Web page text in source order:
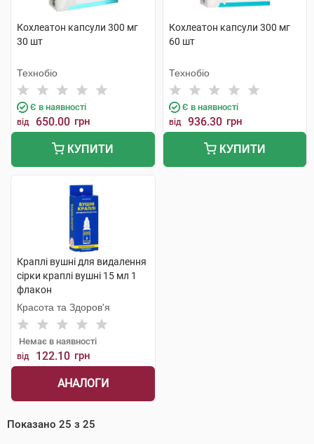
Кохлеатон капсули 300 мг
30 шт
Технобіо
Є в наявності
від 650.00 грн
КУПИТИ
Кохлеатон капсули 300 мг
60 шт
Технобіо
Є в наявності
від 936.30 грн
КУПИТИ
Краплі вушні для видалення
сірки краплі вушні 15 мл 1
флакон
Красота та Здоров'я
Немає в наявності
від 122.10 грн
АНАЛОГИ
Показано 25 з 25